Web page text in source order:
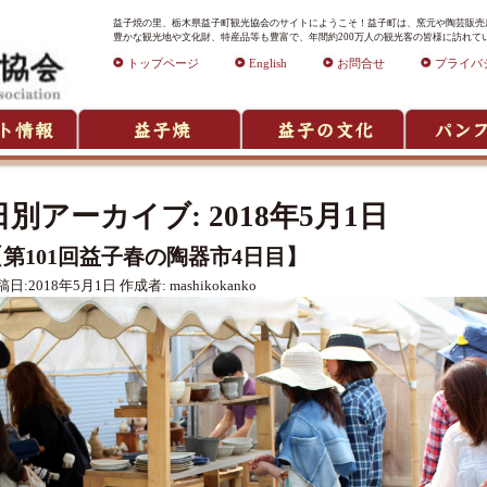
益子焼の里、栃木県益子町観光協会のサイトにようこそ！益子町は、窯元や陶芸販
豊かな観光地や文化財、特産品等も豊富で、年間約200万人の観光客の皆様に訪れて
トップページ English お問合せ プライバ
別アーカイブ: 2018年5月1日
101回益子春の陶器市4日目】
日:2018年5月1日 作成者: mashikokanko